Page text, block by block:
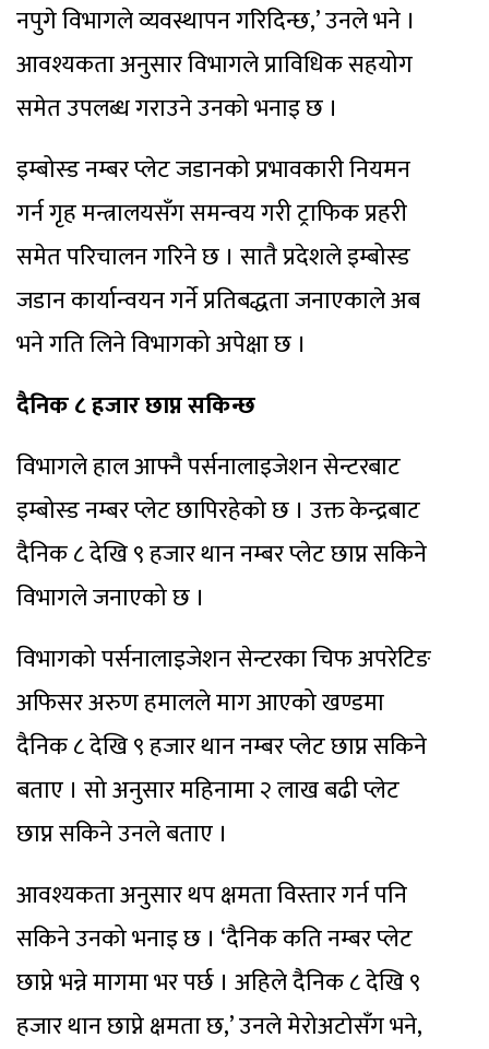
नपुगे विभागले व्यवस्थापन गरिदिन्छ,’ उनले भने ।
आवश्यकता अनुसार विभागले प्राविधिक सहयोग
समेत उपलब्ध गराउने उनको भनाइ छ ।
इम्बोस्ड नम्बर प्लेट जडानको प्रभावकारी नियमन
गर्न गृह मन्त्रालयसँग समन्वय गरी ट्राफिक प्रहरी
समेत परिचालन गरिने छ । सातै प्रदेशले इम्बोस्ड
जडान कार्यान्वयन गर्ने प्रतिबद्धता जनाएकाले अब
भने गति लिने विभागको अपेक्षा छ ।
दैनिक ८ हजार छाप्न सकिन्छ
विभागले हाल आफ्नै पर्सनालाइजेशन सेन्टरबाट
इम्बोस्ड नम्बर प्लेट छापिरहेको छ । उक्त केन्द्रबाट
दैनिक ८ देखि ९ हजार थान नम्बर प्लेट छाप्न सकिने
विभागले जनाएको छ ।
विभागको पर्सनालाइजेशन सेन्टरका चिफ अपरेटिङ
अफिसर अरुण हमालले माग आएको खण्डमा
दैनिक ८ देखि ९ हजार थान नम्बर प्लेट छाप्न सकिने
बताए । सो अनुसार महिनामा २ लाख बढी प्लेट
छाप्न सकिने उनले बताए ।
आवश्यकता अनुसार थप क्षमता विस्तार गर्न पनि
सकिने उनको भनाइ छ । ‘दैनिक कति नम्बर प्लेट
छाप्ने भन्ने मागमा भर पर्छ । अहिले दैनिक ८ देखि ९
हजार थान छाप्ने क्षमता छ,’ उनले मेरोअटोसँग भने,